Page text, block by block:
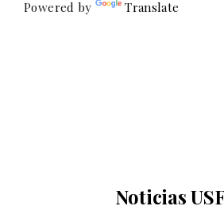
Powered by Translate
Noticias